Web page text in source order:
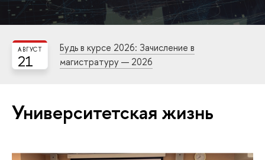
21
АВГУСТ
Будь в курсе 2026: Зачисление в
магистратуру — 2026
Университетская жизнь